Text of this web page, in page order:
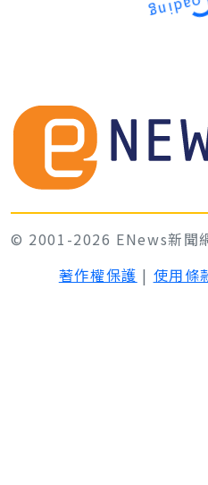
© 2001-2026 ENews新聞
著作權保護 | 使用條